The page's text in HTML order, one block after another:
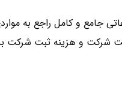
جامع و کامل راجع به
شرکت و هزینه ثبت شرکت